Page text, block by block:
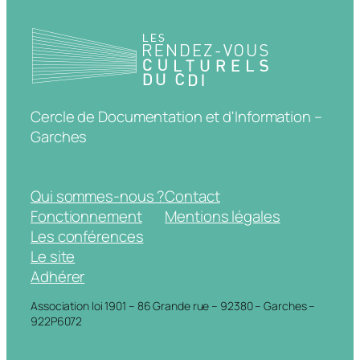
Cercle de Documentation et d'Information –
Garches
Qui sommes-nous ?
Fonctionnement
Les conférences
Le site
Adhérer
Contact
Mentions légales
Association loi 1901 – 86 Grande rue – 92380 – Garches –
922P6072